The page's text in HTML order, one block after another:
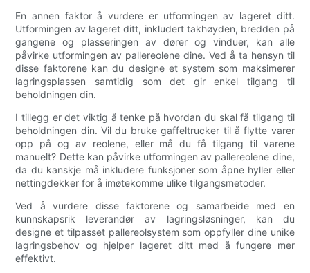
En annen faktor å vurdere er utformingen av lageret ditt.
Utformingen av lageret ditt, inkludert takhøyden, bredden på
gangene og plasseringen av dører og vinduer, kan alle
påvirke utformingen av pallereolene dine. Ved å ta hensyn til
disse faktorene kan du designe et system som maksimerer
lagringsplassen samtidig som det gir enkel tilgang til
beholdningen din.
I tillegg er det viktig å tenke på hvordan du skal få tilgang til
beholdningen din. Vil du bruke gaffeltrucker til å flytte varer
opp på og av reolene, eller må du få tilgang til varene
manuelt? Dette kan påvirke utformingen av pallereolene dine,
da du kanskje må inkludere funksjoner som åpne hyller eller
nettingdekker for å imøtekomme ulike tilgangsmetoder.
Ved å vurdere disse faktorene og samarbeide med en
kunnskapsrik leverandør av lagringsløsninger, kan du
designe et tilpasset pallereolsystem som oppfyller dine unike
lagringsbehov og hjelper lageret ditt med å fungere mer
effektivt.